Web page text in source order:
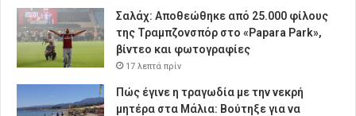
Σαλάχ: Αποθεώθηκε από 25.000 φίλους
της Τραμπζονσπόρ στο «Papara Park»,
βίντεο και φωτογραφίες
17 λεπτά πρίν
Πώς έγινε η τραγωδία με την νεκρή
μητέρα στα Μάλια: Βούτηξε για να